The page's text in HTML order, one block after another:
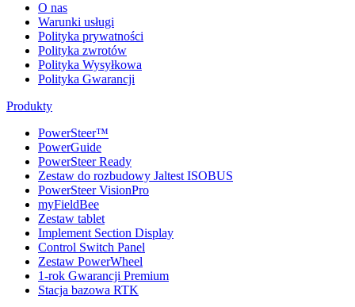
O nas
Warunki usługi
Polityka prywatności
Polityka zwrotów
Polityka Wysyłkowa
Polityka Gwarancji
Produkty
PowerSteer™
PowerGuide
PowerSteer Ready
Zestaw do rozbudowy Jaltest ISOBUS
PowerSteer VisionPro
myFieldBee
Zestaw tablet
Implement Section Display
Control Switch Panel
Zestaw PowerWheel
1-rok Gwarancji Premium
Stacja bazowa RTK